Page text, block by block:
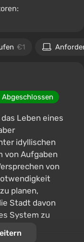
€1
Abgeschlossen
Leben eines
idyllischen
von Aufgaben
von
planen,
Stadt davon
System zu